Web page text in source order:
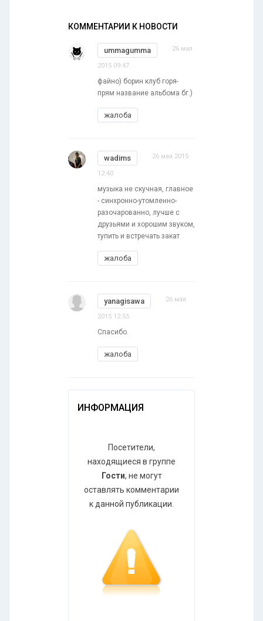
КОММЕНТАРИИ К НОВОСТИ
ummagumma 26 мая
2015 09:47
файно) борин клуб горя-
прям название альбома бг.)
жалоба
wadims 26 мая 2015
12:40
музыка не скучная, главное
- синхронно-утомленно-
разочарованно, лучше с
друзьями и хорошим звуком,
тупить и встречать закат
жалоба
yanagisawa 26 мая
2015 12:55
Спасибо.
жалоба
ИНФОРМАЦИЯ
Посетители,
находящиеся в группе
Гости, не могут
оставлять комментарии
к данной публикации.